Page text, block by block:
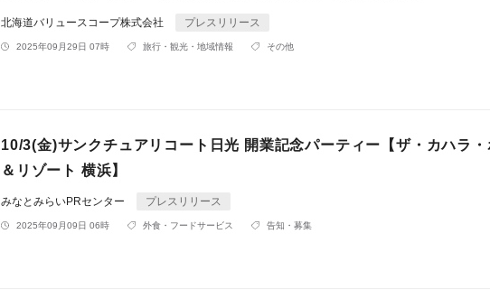
北海道バリュースコープ株式会社 プレスリリース
2025年09月29日 07時 旅行・観光・地域情報 その他
10/3(金)サンクチュアリコート日光 開業記念パーティー【ザ・カハラ
＆リゾート 横浜】
みなとみらいPRセンター プレスリリース
2025年09月09日 06時 外食・フードサービス 告知・募集